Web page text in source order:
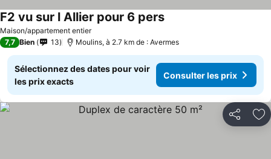
Maison/appartement entier
F2 vu sur l Allier pour 6 pers
7,7 Bien 13 Moulins, à 2.7 km de : Avermes
Sélectionnez des dates pour voir
les prix exacts
Consulter les prix
Partager